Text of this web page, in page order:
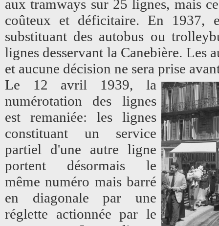
aux tramways sur 25 lignes, mais
coûteux et déficitaire. En 1937,
substituant des autobus ou
lignes desservant la Canebière. Les
et aucune décision ne sera prise
Le 12 avril 1939, la
numérotation des lignes
est remaniée: les lignes
constituant un service
partiel d'une autre ligne
portent désormais le
même numéro mais barré
en diagonale par une
réglette actionnée par le